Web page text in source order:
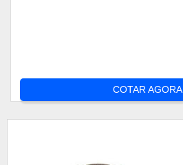
COTAR AGORA